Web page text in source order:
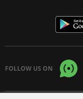
FOLLOW US ON